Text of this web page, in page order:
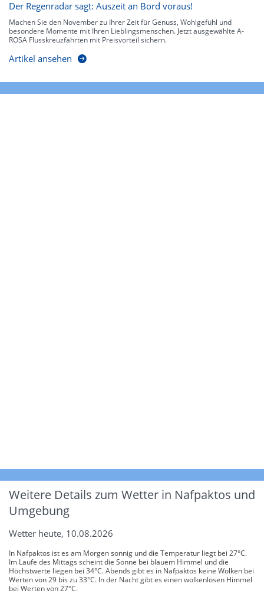
Der Regenradar sagt: Auszeit an Bord voraus!
Machen Sie den November zu Ihrer Zeit für Genuss, Wohlgefühl und
besondere Momente mit Ihren Lieblingsmenschen. Jetzt ausgewählte A-
ROSA Flusskreuzfahrten mit Preisvorteil sichern.
Artikel ansehen
Weitere Details zum Wetter in Nafpaktos und
Umgebung
Wetter heute, 10.08.2026
In Nafpaktos ist es am Morgen sonnig und die Temperatur liegt bei 27°C.
Im Laufe des Mittags scheint die Sonne bei blauem Himmel und die
Höchstwerte liegen bei 34°C. Abends gibt es in Nafpaktos keine Wolken bei
Werten von 29 bis zu 33°C. In der Nacht gibt es einen wolkenlosen Himmel
bei Werten von 27°C.